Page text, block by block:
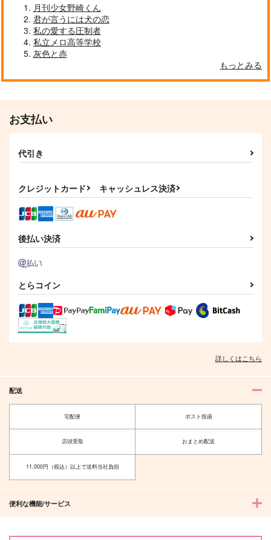
月刊少女野崎くん
君が言うには犬の恋
私の愛する圧制者
私立メロ高等学校
灰色と赤
もっとみる
お支払い
代引き
クレジットカード キャッシュレス決済
後払い決済
とらコイン
詳しくはこちら
配送
宅配便 ポスト投函
店頭受取 おまとめ配送
11,000円（税込）以上で送料当社負担
便利な機能/サービス